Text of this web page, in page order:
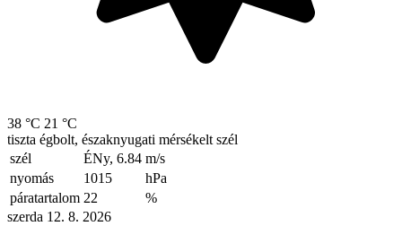
38 °C 21 °C
tiszta égbolt, északnyugati mérsékelt szél
szél
ÉNy, 6.84 m/s
nyomás
1015
hPa
páratartalom 22
%
szerda 12. 8. 2026